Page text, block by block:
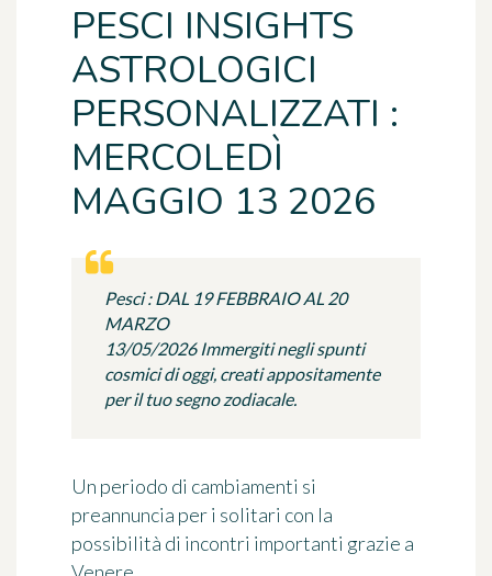
PESCI INSIGHTS
ASTROLOGICI
PERSONALIZZATI :
MERCOLEDÌ
MAGGIO 13 2026
Pesci : DAL 19 FEBBRAIO AL 20
MARZO
13/05/2026 Immergiti negli spunti
cosmici di oggi, creati appositamente
per il tuo segno zodiacale.
Un periodo di cambiamenti si
preannuncia per i solitari con la
possibilità di incontri importanti grazie a